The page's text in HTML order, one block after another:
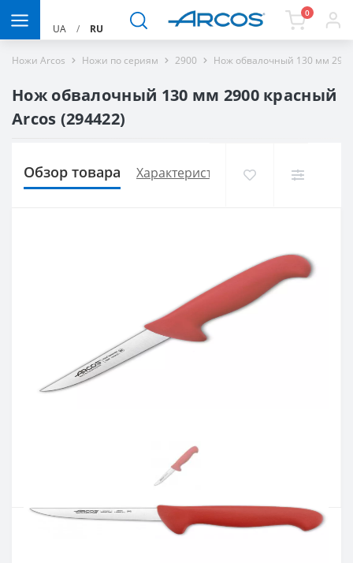
UA / RU
0
Ножи Arcos Ножи по сериям 2900 Нож обвалочный 130 мм
Нож обвалочный 130 мм 2900 красный
Arcos (294422)
Обзор товара Характеристики Доставка и